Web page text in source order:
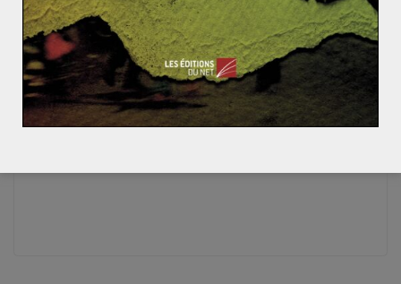
certainement pas la même ampleur que l’initiative
OBOR du rival chinois. Toutefois, il témoigne de la
volonté indo-japonaise de s’associer afin de compter
dans la course à la puissance en Asie. Alors que le
multilatéralisme semble en panne, ce type d’initiatives,
centrées sur la connexion à l’aide d’infrastructures